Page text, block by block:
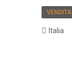
VENDITA
Italia